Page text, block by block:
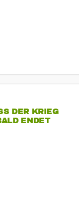
DER KRIEG
ENDET